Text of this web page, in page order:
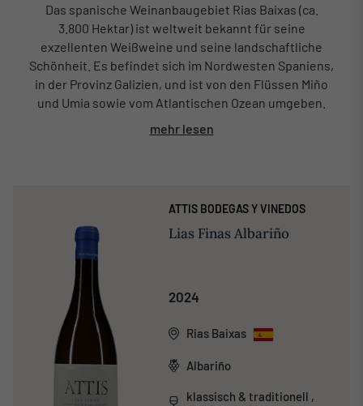
Das spanische Weinanbaugebiet Rias Baixas (ca.
3.800 Hektar) ist weltweit bekannt für seine
exzellenten Weißweine und seine landschaftliche
Schönheit. Es befindet sich im Nordwesten Spaniens,
in der Provinz Galizien, und ist von den Flüssen Miño
und Umia sowie vom Atlantischen Ozean umgeben.
mehr lesen
ATTIS BODEGAS Y VINEDOS
Lias Finas Albariño
2024
Rias Baixas
Albariño
klassisch & traditionell ,